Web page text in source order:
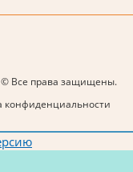
© Все права защищены.
конфиденциальности